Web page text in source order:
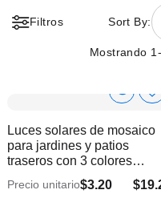
Mostrando 1
Filtros Sort By:
Show
Info la
Luces solares de mosaico
para jardines y patios
traseros con 3 colores
combinados | 6 piezas
Precio unitario$3.20